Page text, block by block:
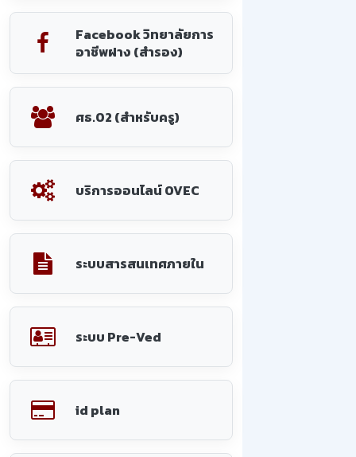
Facebook วิทยาลัยการ
อาชีพฝาง (สำรอง)
ศธ.02 (สำหรับครู)
บริการออนไลน์ OVEC
ระบบสารสนเทศภายใน
ระบบ Pre-Ved
id plan